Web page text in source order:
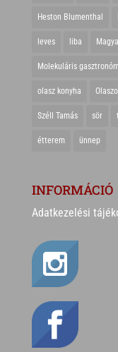
Heston Blumenthal
leves liba
Molekuláris
olasz konyha
Széll Tamás sör
étterem ünnep
INFORMÁCIÓ
Adatkezelési